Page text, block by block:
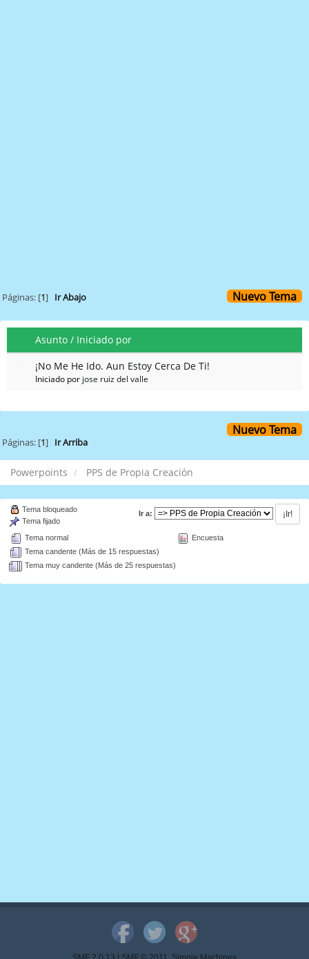
Páginas: [1] Ir Abajo Nuevo Tema
Asunto / Iniciado por
¡No Me He Ido. Aun Estoy Cerca De Ti!
Iniciado por jose ruiz del valle
Nuevo Tema
Páginas: [1] Ir Arriba
Powerpoints PPS de Propia Creación
Ir a:
Tema normal
Tema candente (Más de 15 respuestas)
Tema muy candente (Más de 25 respuestas)
Tema bloqueado
Tema fijado
Encuesta